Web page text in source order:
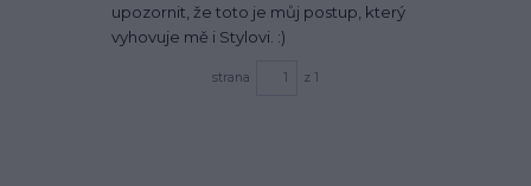
upozornit, že toto je můj postup, který
vyhovuje mě i Stylovi. :)
strana z 1